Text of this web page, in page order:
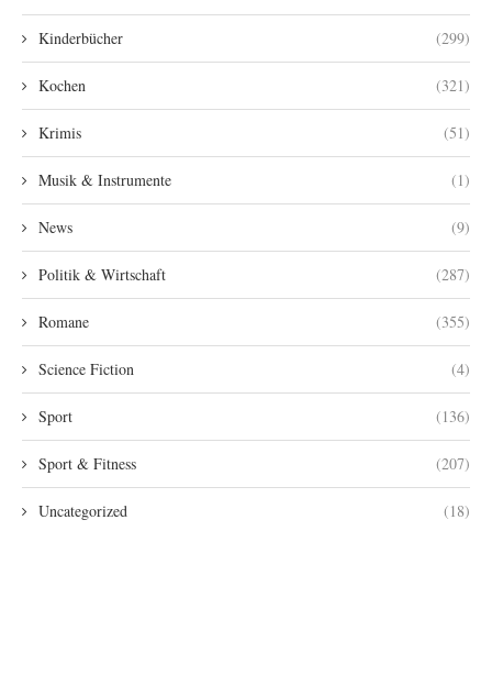
Kinderbücher (299)
Kochen (321)
Krimis (51)
Musik & Instrumente (1)
News (9)
Politik & Wirtschaft (287)
Romane (355)
Science Fiction (4)
Sport (136)
Sport & Fitness (207)
Uncategorized (18)